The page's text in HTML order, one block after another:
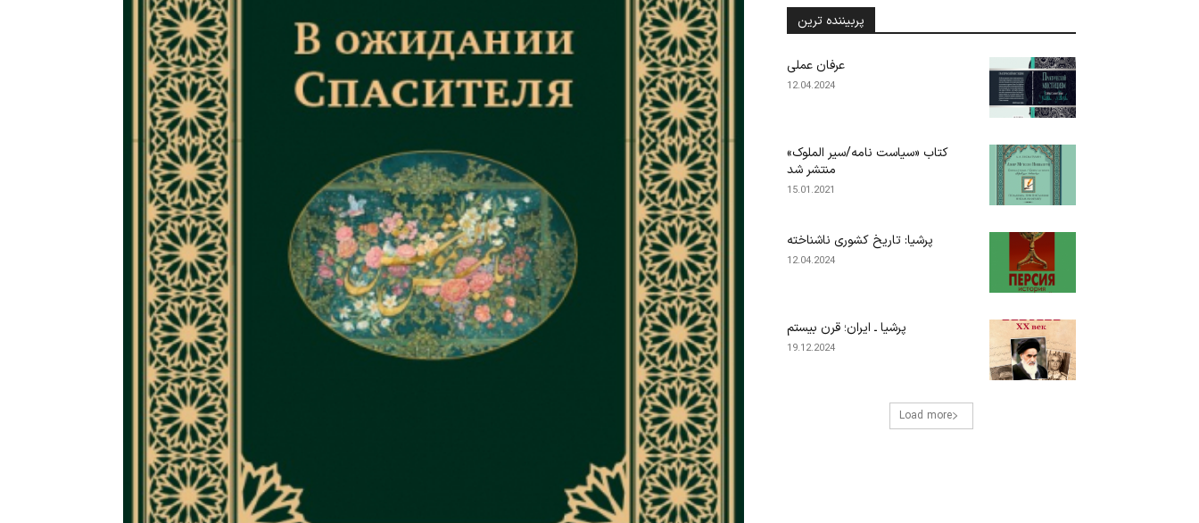
پربیننده ترین
عرفان عملی
12.04.2024
کتاب «سیاست نامه/سیر الملوک»
منتشر شد
15.01.2021
پرشیا: تاریخ کشوری ناشناخته
12.04.2024
پرشیا ـ ایران؛ قرن بیستم
19.12.2024
Load more